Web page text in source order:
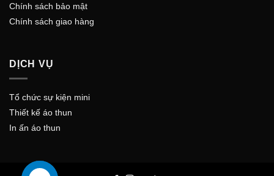
Chính sách bảo mật
Chính sách giao hàng
DỊCH VỤ
Tổ chức sự kiện mini
Thiết kế áo thun
In ấn áo thun